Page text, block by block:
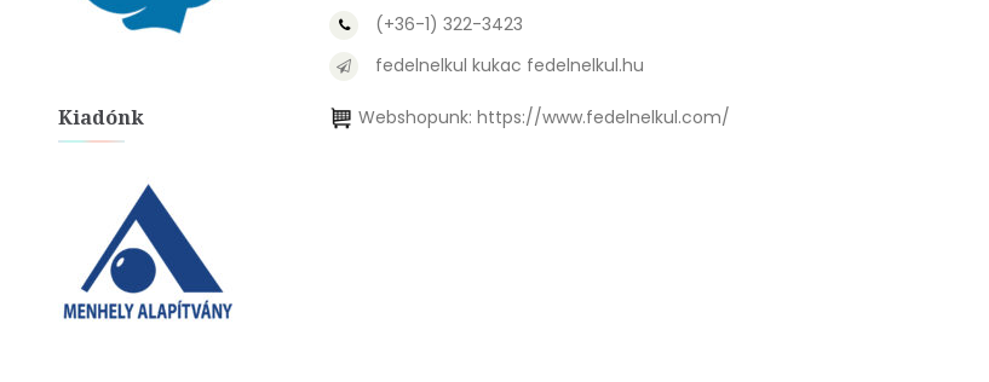
Kiadónk
(+36-1) 322-3423
fedelnelkul kukac fedelnelkul.hu
Webshopunk: https://www.fedelnelkul.com/